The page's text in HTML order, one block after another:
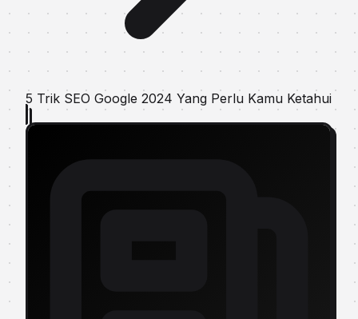
5 Trik SEO Google 2024 Yang Perlu Kamu Ketahui